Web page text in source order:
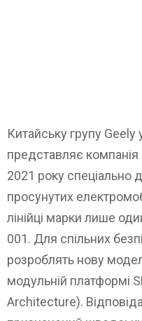
Китайську групу Geely
представляє компанія
2021 року спеціально
просунутих
лінійці марки лише
001. Для спільних
розроблять нову
модульній платформі
Architecture).